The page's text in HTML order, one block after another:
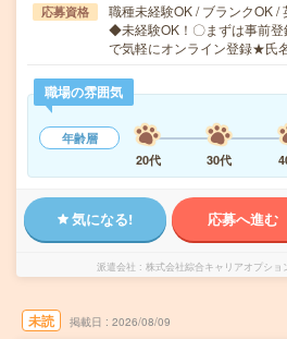
応募資格
職種未経験OK / ブランクOK /
◆未経験OK！〇まずは事前
で気軽にオンライン登録★氏
職場の雰囲気
年齢層
20代
30代
気になる! 応募へ進む
派遣会社 株式会社綜合キャリアオプシ
未読 掲載日 2026/08/09